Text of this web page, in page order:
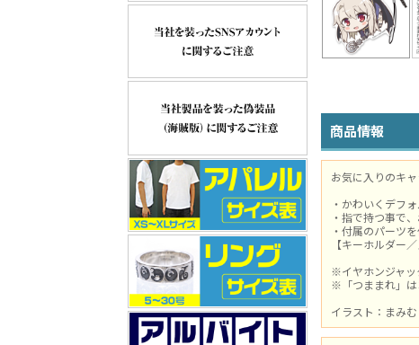
商品情報
お気に入りのキ
・かわいくデフ
・指で持つ事で
・付属のパーツ
【キーホルダー
※イヤホンジャッ
※「つままれ」は
イラスト：まみむ